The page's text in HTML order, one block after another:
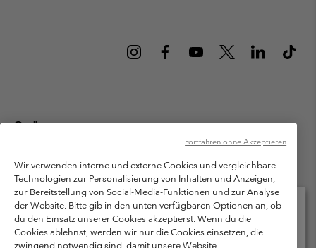
Österreich
Columbia Sportswear Austria GmbH. Moosfeldstraße 1, 5101
Bergheim, Salzburg Österreich. Alle Rechte vorbehalten.
Nutzungsbedingungen
Allgemeine Verkaufsbedingungen
Garantie
Datenschutzerklärung
Bestimmungen und Bedingungen des Mitglieder Programms
Wir verwenden interne und externe Cookies und vergleichbare
Technologien zur Personalisierung von Inhalten und Anzeigen,
zur Bereitstellung von Social-Media-Funktionen und zur Analyse
der Website. Bitte gib in den unten verfügbaren Optionen an, ob
du den Einsatz unserer Cookies akzeptierst. Wenn du die
Cookies ablehnst, werden wir nur die Cookies einsetzen, die
zwingend notwendig sind, damit unsere Website
Fortfahren ohne Akzeptieren
Bitte wählen Sie Ihr Lieferland und Ihre Sprache